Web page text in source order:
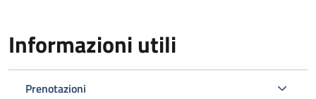
Informazioni utili
Prenotazioni